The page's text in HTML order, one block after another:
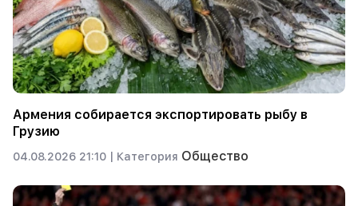
Армения собирается экспортировать рыбу в
Грузию
04.08.2026 21:10 | Категория Общество